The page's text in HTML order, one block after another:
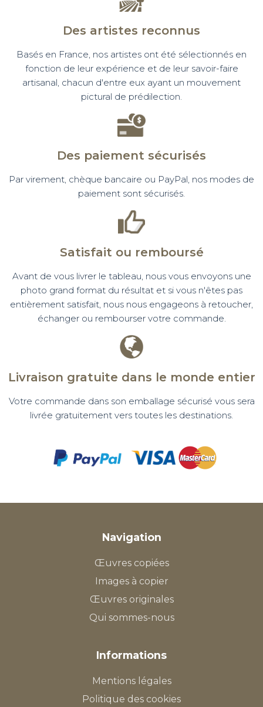
Des artistes reconnus
Basés en France, nos artistes ont été sélectionnés en
fonction de leur expérience et de leur savoir-faire
artisanal, chacun d'entre eux ayant un mouvement
pictural de prédilection.
Des paiement sécurisés
Par virement, chèque bancaire ou PayPal, nos modes de
paiement sont sécurisés.
Satisfait ou remboursé
Avant de vous livrer le tableau, nous vous envoyons une
photo grand format du résultat et si vous n'êtes pas
entièrement satisfait, nous nous engageons à retoucher,
échanger ou rembourser votre commande.
Livraison gratuite dans le monde entier
Votre commande dans son emballage sécurisé vous sera
livrée gratuitement vers toutes les destinations.
Navigation
Œuvres copiées
Images à copier
Œuvres originales
Qui sommes-nous
Informations
Mentions légales
Politique des cookies